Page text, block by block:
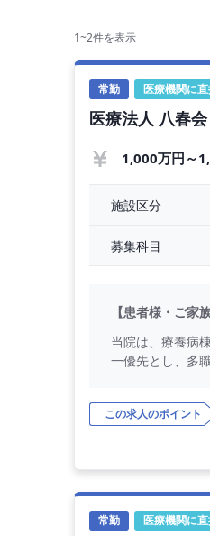
1~2件を表示
常勤 医療機関に
医療法人 八春
1,000万円～
施設区分
募集科目
【患者様・ご家
当院は、療養病
一優先とし、多
この求人のポイント
常勤 医療機関に